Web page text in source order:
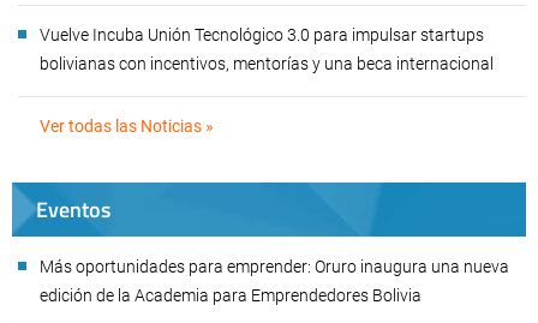
Vuelve Incuba Unión Tecnológico 3.0 para impulsar startups
bolivianas con incentivos, mentorías y una beca internacional
Ver todas las Noticias »
Eventos
Más oportunidades para emprender: Oruro inaugura una nueva
edición de la Academia para Emprendedores Bolivia